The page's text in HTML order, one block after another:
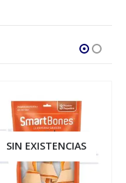
SIN EXISTENCIAS